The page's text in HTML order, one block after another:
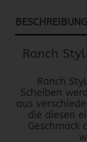
BESCHREIBUNG
Ranch
Ranch
Scheiben
aus
die diesen
Geschmack